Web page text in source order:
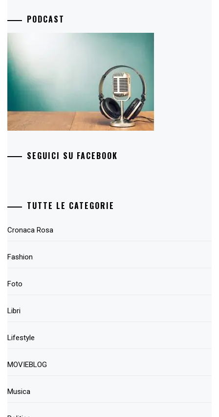
PODCAST
SEGUICI SU FACEBOOK
TUTTE LE CATEGORIE
Cronaca Rosa
Fashion
Foto
Libri
Lifestyle
MOVIEBLOG
Musica